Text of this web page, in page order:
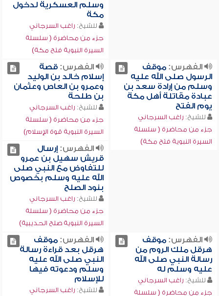
وسلم العسكرية لدخول
مكة
للشيخ: راغب السرجاني
جزء من محاضرة ( سلسلة
السيرة النبوية فتح مكة)
الفهرس:موقف
الرسول صلى الله عليه
وسلم من إرادة سعد بن
عبادة مقاتلة أهل مكة
يوم الفتح
للشيخ: راغب السرجاني
جزء من محاضرة ( سلسلة
السيرة النبوية فتح مكة)
الفهرس:قصة
إسلام خالد بن الوليد
وعمرو بن العاص وعثمان
بن طلحة
للشيخ: راغب السرجاني
جزء من محاضرة ( سلسلة
السيرة النبوية قوة الإسلام)
الفهرس:إرسال
قريش سهيل بن عمرو
للتفاوض مع النبي صلى
الله عليه وسلم بخصوص
بنود الصلح
للشيخ: راغب السرجاني
جزء من محاضرة ( سلسلة
السيرة النبوية صلح الحديبية)
الفهرس:موقف
هرقل ملك الروم من
رسالة النبي صلى الله
عليه وسلم له
للشيخ: راغب السرجاني
جزء من محاضرة ( سلسلة
الفهرس:موقف
هرقل بعد قراءة رسالة
النبي صلى الله عليه
وسلم ودعوته فيها
للإسلام
للشيخ: راغب السرجاني